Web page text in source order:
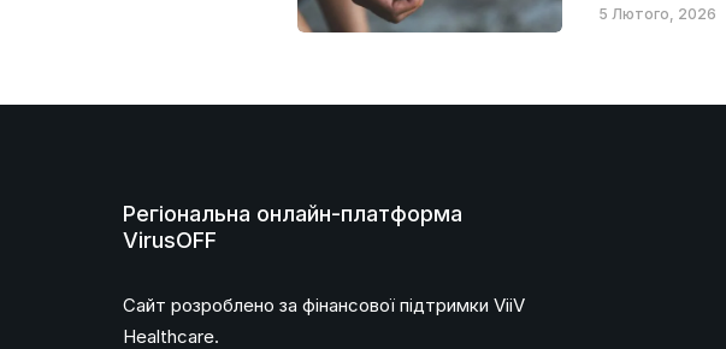
5 Лютого, 2026
Регіональна онлайн-платформа
VirusOFF
Сайт розроблено за фінансової підтримки ViiV
Healthcare.